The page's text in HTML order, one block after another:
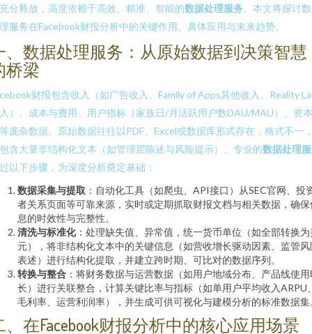
分释放，高度依赖于高效、精准、智能的数据处理服务。本文将探讨
服务在Facebook财报分析中的关键作用、具体应用与未来趋势。
、数据处理服务：从原始数据到决策智慧
桥梁
财报包含收入（如广告收入、Family of Apps其他收入、Reality
）、成本与费用、用户指标（家族日/月活跃用户数DAU/MAU）、资
庞杂数据。原始数据往往以PDF、Excel或数据库形式存在，格式不一
含大量非结构化文本（如管理层陈述与风险提示）。专业的数据处理
以下步骤，为深度分析奠定基础：
数据采集与提取 ：自动化工具（如爬虫、API接口）从SEC官网、投
者关系页面等可靠来源，实时或定期抓取财报文档与相关数据，确保
息的时效性与完整性。
清洗与标准化：处理缺失值、异常值，统一货币单位（如全部转换为
元），将非结构化文本中的关键信息（如营收增长驱动因素、监管风
表述）进行结构化提取，并建立跨时期、可比对的数据序列。
转换与整合 ：将财务数据与运营数据（如用户地域分布、产品线使用
长）进行关联整合，计算关键比率与指标（如单用户平均收入ARPU
毛利率、运营利润率），并生成可供可视化与建模分析的标准数据集
、在Facebook财报分析中的核心应用场景